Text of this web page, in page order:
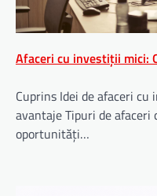
Afaceri cu investiții mici:
Cuprins Idei de afaceri
avantaje Tipuri de
oportunități…